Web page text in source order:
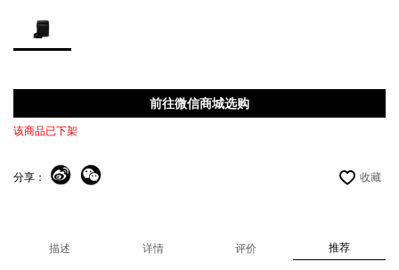
前往微信商城选购
该商品已下架
分享： 收藏
描述 详情 评价 推荐